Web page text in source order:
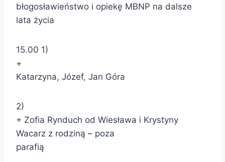
błogosławieństwo i opiekę MBNP na dalsze
lata życia
15.00 1)
+
Katarzyna, Józef, Jan Góra
2)
+ Zofia Rynduch od Wiesława i Krystyny
Wacarz z rodziną – poza
parafią